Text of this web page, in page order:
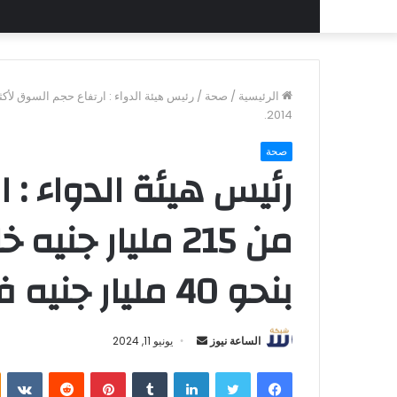
الرئيسية / صحة /
2014.
صحة
رئيس هيئة الدواء
بنحو 40 مليار جنيه في عام 2014.
الساعة نيوز
أرسل
إلكترونيا
يونيو 11, 2024
فيسبوكتويتر لينكدإن بينتيريست